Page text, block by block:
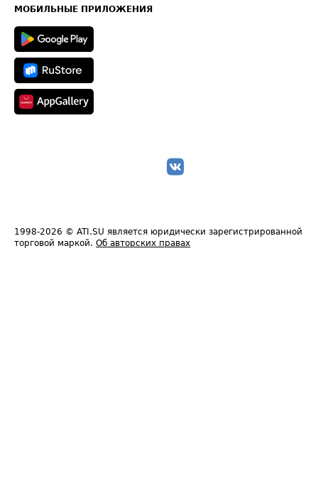
Техническая информация
МОБИЛЬНЫЕ ПРИЛОЖЕНИЯ
1998-2026 © ATI.SU является юридически зарегистрированной
торговой маркой. Об авторских правах